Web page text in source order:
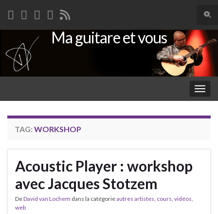
Search for:
Ma guitare et vous
TAG: WORKSHOP
Acoustic Player : workshop
avec Jacques Stotzem
DeDavid van Lochem dans la catégorieautres artistes cours vidéos
web